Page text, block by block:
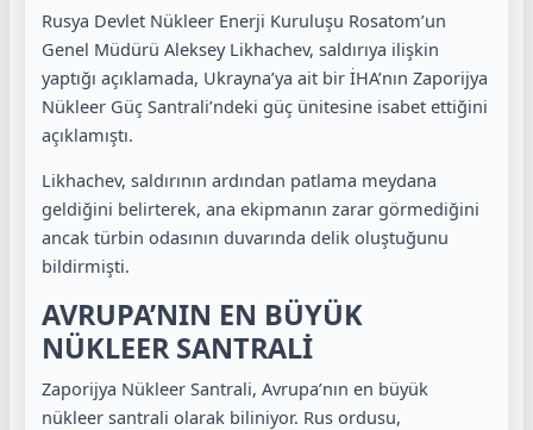
Rusya Devlet Nükleer Enerji Kuruluşu Rosatom’un
Genel Müdürü Aleksey Likhachev, saldırıya ilişkin
yaptığı açıklamada, Ukrayna’ya ait bir İHA’nın Zaporijya
Nükleer Güç Santrali’ndeki güç ünitesine isabet ettiğini
açıklamıştı.
Likhachev, saldırının ardından patlama meydana
geldiğini belirterek, ana ekipmanın zarar görmediğini
ancak türbin odasının duvarında delik oluştuğunu
bildirmişti.
AVRUPA’NIN EN BÜYÜK
NÜKLEER SANTRALİ
Zaporijya Nükleer Santrali, Avrupa’nın en büyük
nükleer santrali olarak biliniyor. Rus ordusu,